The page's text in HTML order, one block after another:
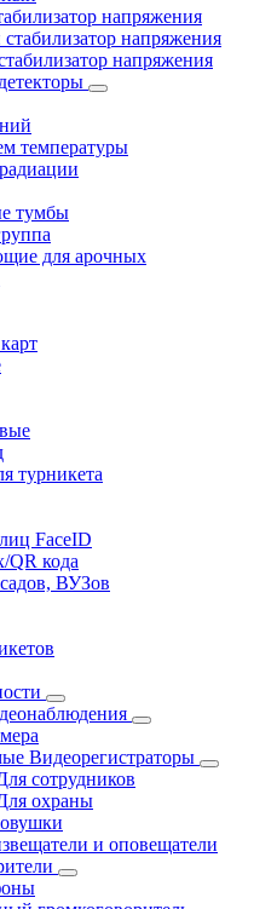
напряжения
напряжения
напряжения
температуры
тумбы
для арочных
турникета
FaceID
QR кода
ВУЗов
Видеорегистраторы
сотрудников
охраны
и оповещатели